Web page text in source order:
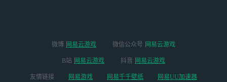
微博 网易云游戏 微信公众号 网易云游戏
B站 网易云游戏 抖音 网易云游戏
友情链接 网易游戏 网易千千壁纸 网易UU加速器